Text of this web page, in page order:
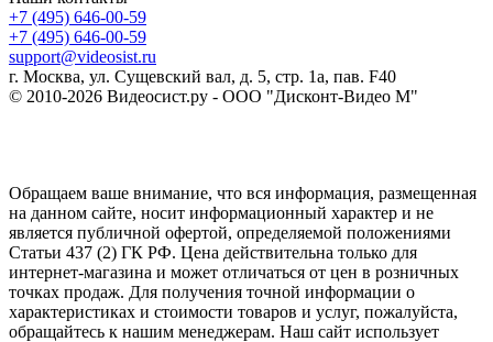
+7 (495) 646-00-59
+7 (495) 646-00-59
support@videosist.ru
г. Москва, ул. Сущевский вал, д. 5, стр. 1а, пав. F40
© 2010-2026 Видеосист.ру - ООО "Дисконт-Видео М"
Обращаем ваше внимание, что вся информация, размещенная
на данном сайте, носит информационный характер и не
является публичной офертой, определяемой положениями
Статьи 437 (2) ГК РФ. Цена действительна только для
интернет-магазина и может отличаться от цен в розничных
точках продаж. Для получения точной информации о
характеристиках и стоимости товаров и услуг, пожалуйста,
обращайтесь к нашим менеджерам. Наш сайт использует